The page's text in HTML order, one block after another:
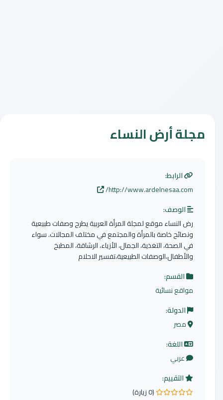
مجلة أرض النساء
الرابط:
http://www.ardelnesaa.com/
الوصف:
رض النساء موقع لمجلة المرأة العربية يطرح وصفات طبيعية
ونصائح خاصة بالمرأة والمجتمع في مختلف المجالات. سواء
في الصحة، التغذية، الجمال، الأزياء، الرشاقة، المطبخ
والأطفال،الوصفات الطبيعية،تفسير الاحلام
القسم:
مواقع نسائية
الدولة:
مصر
اللغة:
عربي
التقييم:
0.0 من 5 نجوم
(0 زيارة)